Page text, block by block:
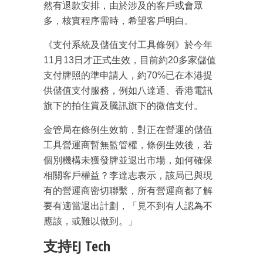
然有退款安排，由於涉及的客戶或會眾
多，核實程序需時，希望客戶明白。
《支付系統及儲值支付工具條例》於今年
11月13日才正式生效，目前約20多家儲值
支付牌照的準申請人，約70%已在本港提
供儲值支付服務，例如八達通、香港電訊
旗下的拍住賞及騰訊旗下的微信支付。
金管局在條例生效前，對正在營運的儲值
工具營運商暫無監管權，條例生效後，若
個別機構未獲發牌並退出市場，如何確保
相關客戶權益？李達志表示，該局已與現
有的營運商密切聯繫，所有營運商都了解
要有適當退出計劃，「見不到有人認為不
應該，或難以做到。」
支持EJ Tech
成為 EJ Tech 會員
箱！